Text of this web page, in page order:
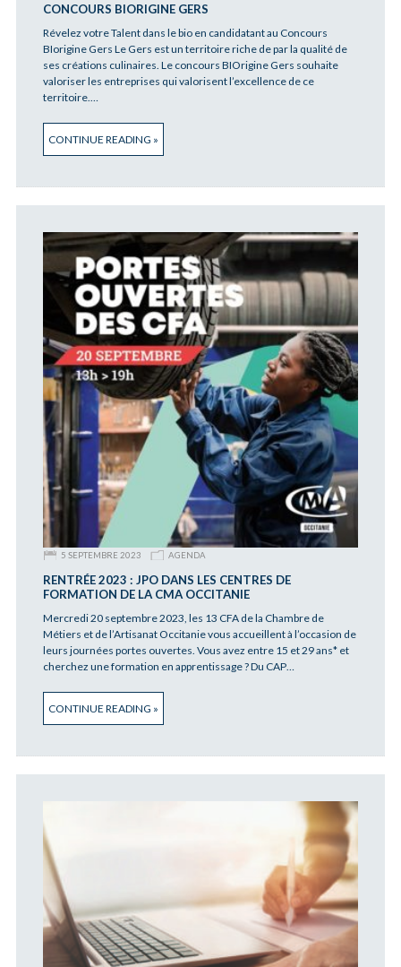
CONCOURS BIORIGINE GERS
Révelez votre Talent dans le bio en candidatant au Concours
BIorigine Gers Le Gers est un territoire riche de par la qualité de
ses créations culinaires. Le concours BIOrigine Gers souhaite
valoriser les entreprises qui valorisent l’excellence de ce
territoire.…
CONTINUE READING »
5 SEPTEMBRE 2023 AGENDA
RENTRÉE 2023 : JPO DANS LES CENTRES DE
FORMATION DE LA CMA OCCITANIE
Mercredi 20 septembre 2023, les 13 CFA de la Chambre de
Métiers et de l’Artisanat Occitanie vous accueillent à l’occasion de
leurs journées portes ouvertes. Vous avez entre 15 et 29 ans* et
cherchez une formation en apprentissage ? Du CAP…
CONTINUE READING »